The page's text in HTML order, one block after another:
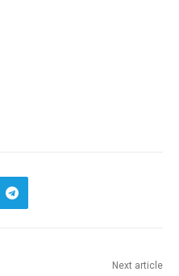
Next article